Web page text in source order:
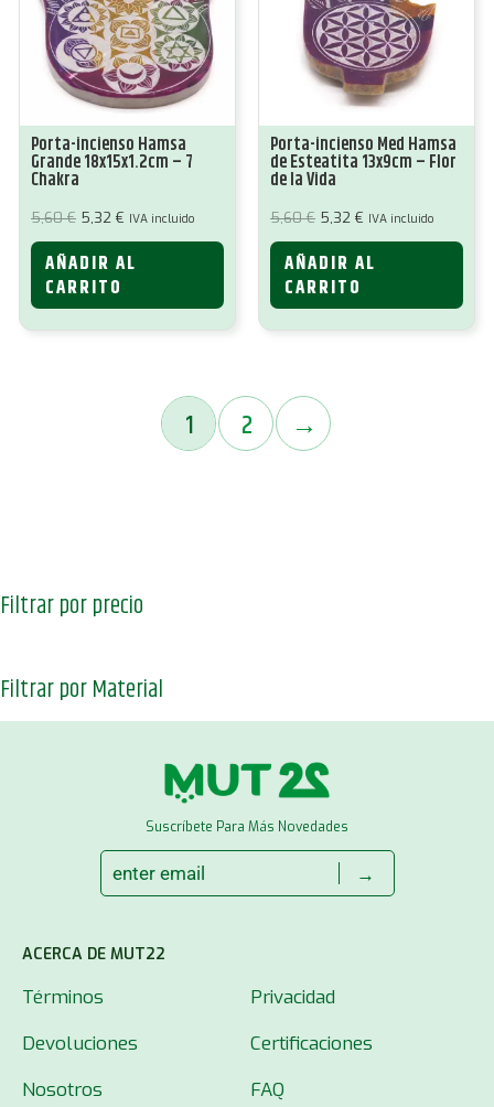
Porta-incienso Hamsa
Grande 18x15x1.2cm – 7
Chakra
5,60€ El
original
era:
5,60 €.
5,32 € El
actual
es:
5,32 €.
IVA incluido
AÑADIR AL
CARRITO
Porta-incienso Med Hamsa
de Esteatita 13x9cm – Flor
de la Vida
5,60€ El
original
era:
5,60 €.
5,32 € El
actual
es:
5,32 €.
IVA incluido
AÑADIR AL
CARRITO
1 2 →
Filtrar por precio
Filtrar por Material
Suscríbete Para Más Novedades
→
ACERCA DE MUT22
Términos
Privacidad
Devoluciones
Certificaciones
Nosotros
FAQ